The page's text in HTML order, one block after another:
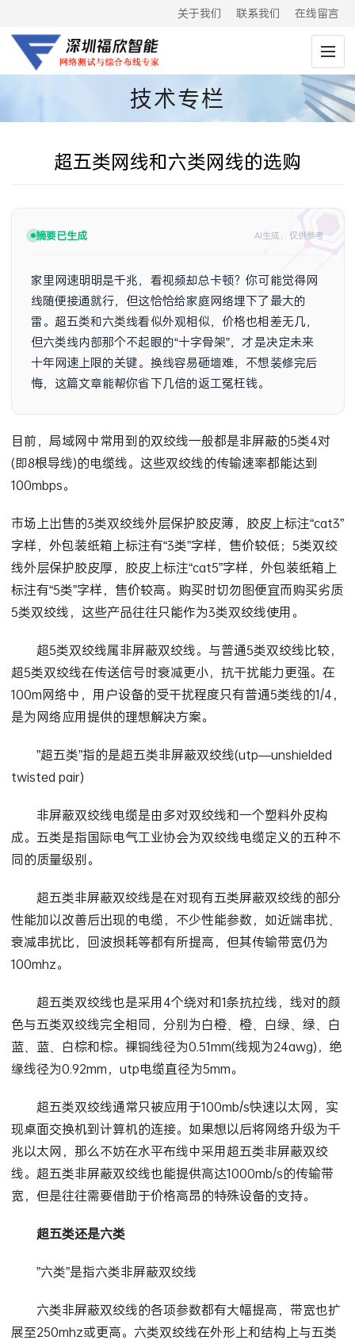
关于我们 联系我们 在线留言
技术专栏
超五类网线和六类网线的选购
摘要已生成 AI生成，仅供参考
家里网速明明是千兆，看视频却总卡顿？你可能觉得网
线随便接通就行，但这恰恰给家庭网络埋下了最大的
雷。超五类和六类线看似外观相似，价格也相差无几，
但六类线内部那个不起眼的“十字骨架”，才是决定未来
十年网速上限的关键。换线容易砸墙难，不想装修完后
悔，这篇文章能帮你省下几倍的返工冤枉钱。
目前，局域网中常用到的双绞线一般都是非屏蔽的5类4对
(即8根导线)的电缆线。这些双绞线的传输速率都能达到
100mbps。
市场上出售的3类双绞线外层保护胶皮薄，胶皮上标注“cat3”
字样，外包装纸箱上标注有“3类”字样，售价较低；5类双绞
线外层保护胶皮厚，胶皮上标注“cat5”字样，外包装纸箱上
标注有“5类”字样，售价较高。购买时切勿图便宜而购买劣质
5类双绞线，这些产品往往只能作为3类双绞线使用。
超5类双绞线属非屏蔽双绞线。与普通5类双绞线比较，
超5类双绞线在传送信号时衰减更小，抗干扰能力更强。在
100m网络中，用户设备的受干扰程度只有普通5类线的1/4，
是为网络应用提供的理想解决方案。
”超五类”指的是超五类非屏蔽双绞线(utp—unshielded
twisted pair)
非屏蔽双绞线电缆是由多对双绞线和一个塑料外皮构
成。五类是指国际电气工业协会为双绞线电缆定义的五种不
同的质量级别。
超五类非屏蔽双绞线是在对现有五类屏蔽双绞线的部分
性能加以改善后出现的电缆，不少性能参数，如近端串扰、
衰减串扰比，回波损耗等都有所提高，但其传输带宽仍为
100mhz。
超五类双绞线也是采用4个绕对和1条抗拉线，线对的颜
色与五类双绞线完全相同，分别为白橙、橙、白绿、绿、白
蓝、蓝、白棕和棕。裸铜线径为0.51mm(线规为24awg)，绝
缘线径为0.92mm，utp电缆直径为5mm。
超五类双绞线通常只被应用于100mb/s快速以太网，实
现桌面交换机到计算机的连接。如果想以后将网络升级为千
兆以太网，那么不妨在水平布线中采用超五类非屏蔽双绞
线。超五类非屏蔽双绞线也能提供高达1000mb/s的传输带
宽，但是往往需要借助于价格高昂的特殊设备的支持。
超五类还是六类
”六类”是指六类非屏蔽双绞线
六类非屏蔽双绞线的各项参数都有大幅提高，带宽也扩
展至250mhz或更高。六类双绞线在外形上和结构上与五类